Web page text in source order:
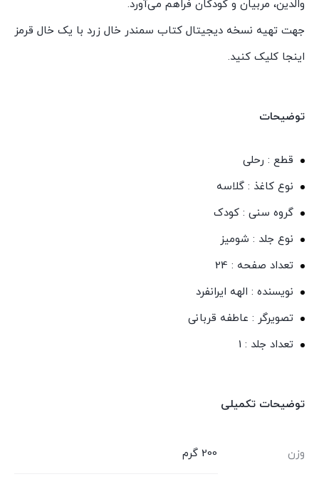
والدین، مربیان و کودکان فراهم می‌آورد.
جهت تهیه نسخه دیجیتال کتاب سمندر خال زرد با یک خال قرمز
اینجا کلیک کنید.
توضیحات
قطع : رحلی
نوع کاغذ : گلاسه
گروه سنی : کودک
نوع جلد : شومیز
تعداد صفحه : 24
نویسنده : الهه ایرانفرد
تصویرگر : عاطفه قربانی
تعداد جلد : 1
توضیحات تکمیلی
وزن 200 گرم